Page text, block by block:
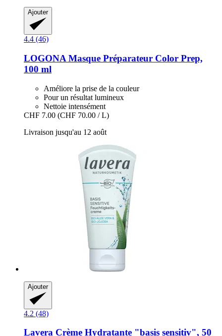
Ajouter
4.4 (46)
LOGONA Masque Préparateur Color Prep,
100 ml
Améliore la prise de la couleur
Pour un résultat lumineux
Nettoie intensément
CHF 7.00 (CHF 70.00 / L)
Livraison jusqu'au 12 août
Ajouter
4.2 (48)
Lavera Crème Hydratante "basis sensitiv", 50